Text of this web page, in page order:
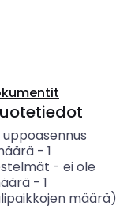
uppoasennus
- 1
- ei ole
- 1
määrä)